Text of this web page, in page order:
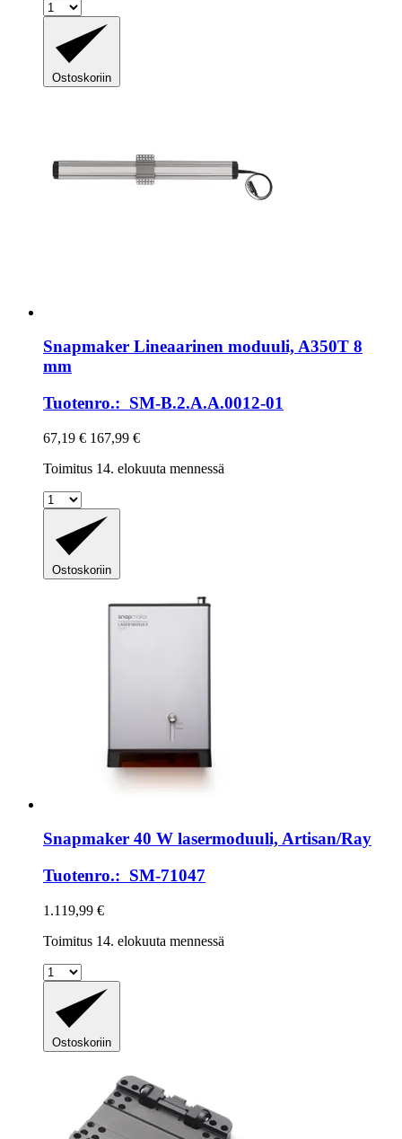
Ostoskoriin
Snapmaker Lineaarinen moduuli, A350T 8
mm
Tuotenro.: SM-B.2.A.A.0012-01
67,19 € 167,99 €
Toimitus 14. elokuuta mennessä
Ostoskoriin
Snapmaker 40 W lasermoduuli, Artisan/Ray
Tuotenro.: SM-71047
1.119,99 €
Toimitus 14. elokuuta mennessä
Ostoskoriin